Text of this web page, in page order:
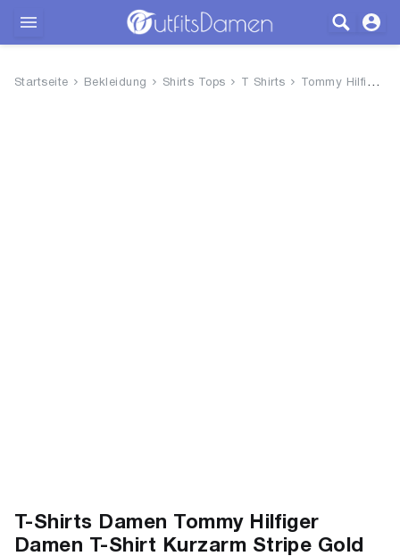
Startseite Bekleidung Shirts Tops T Shirts Tommy Hilfiger Damen T-Shirt K...
T-Shirts Damen Tommy Hilfiger
Damen T-Shirt Kurzarm Stripe Gold